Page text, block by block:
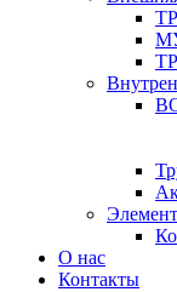
О нас
Контакты